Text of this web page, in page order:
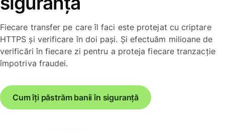
Fiecare transfer pe care îl faci este protejat cu criptare
HTTPS și verificare în doi pași. Și efectuăm milioane de
verificări în fiecare zi pentru a proteja fiecare tranzacție
împotriva fraudei.
Cum îți păstrăm banii în siguranță